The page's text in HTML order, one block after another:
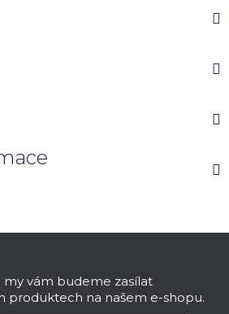
my vám budeme zasílat
produktech na našem e-shopu.